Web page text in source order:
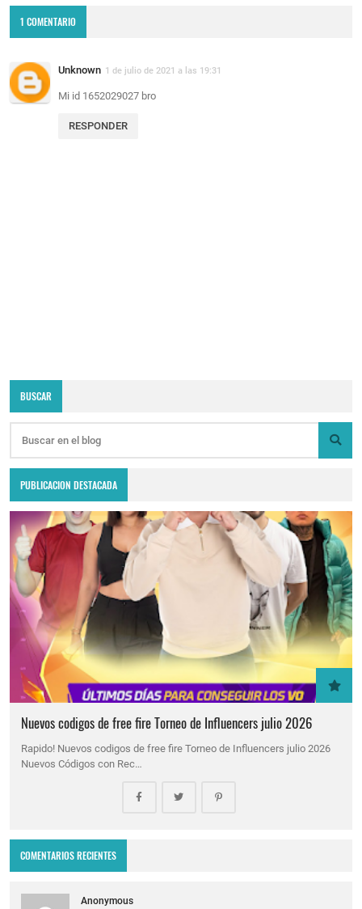
1 COMENTARIO
Unknown 1 de julio de 2021 a las 19:31
Mi id 1652029027 bro
RESPONDER
BUSCAR
PUBLICACION DESTACADA
Nuevos codigos de free fire Torneo de Influencers julio 2026
Rapido! Nuevos codigos de free fire Torneo de Influencers julio 2026
Nuevos Códigos con Rec…
COMENTARIOS RECIENTES
Anonymous